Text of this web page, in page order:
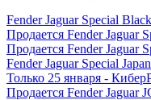
Fender Jaguar Special Black
Продается Fender Jaguar
Продается Fender Jaguar
Fender Jaguar Special Japan
Только 25 января -
Продается Fender Jaguar